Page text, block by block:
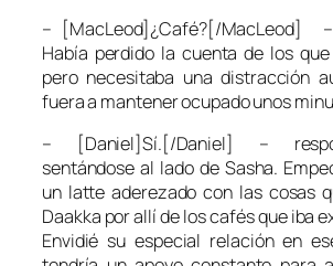
– [MacLeod]¿Café?[/MacLeod]
Había perdido la cuenta de los
pero necesitaba una distracción
fuera a mantener ocupado unos
– [Daniel]Sí.[/Daniel] –
sentándose al lado de Sasha.
un latte aderezado con las cosas
Daakka por allí de los cafés que iba
Envidié su especial relación en